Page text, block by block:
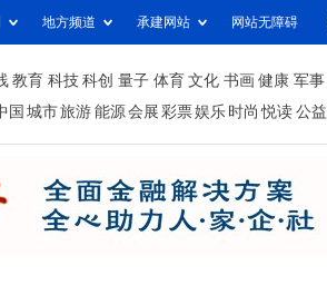
地方频道 承建网站 网站无障碍
教育 科技 科创 量子 体育 文化 书画 健康 军事
国 城市旅游 能源 会展 彩票娱乐 时尚 悦读 公益